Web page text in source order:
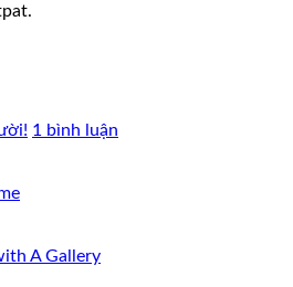
1 bình luận
Không
luận
A GalleryKhông